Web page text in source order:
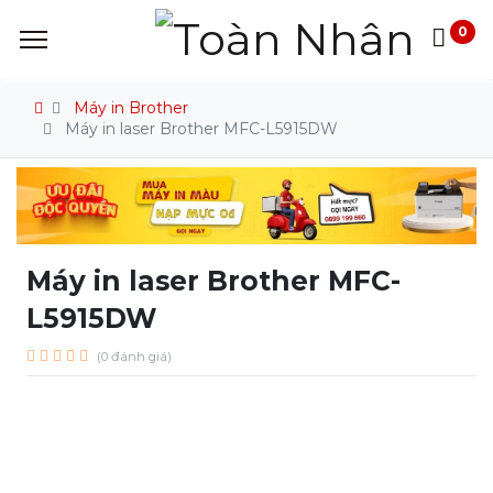
0
Máy in Brother
Máy in laser Brother MFC-L5915DW
Máy in laser Brother MFC-
L5915DW
(0 đánh giá)